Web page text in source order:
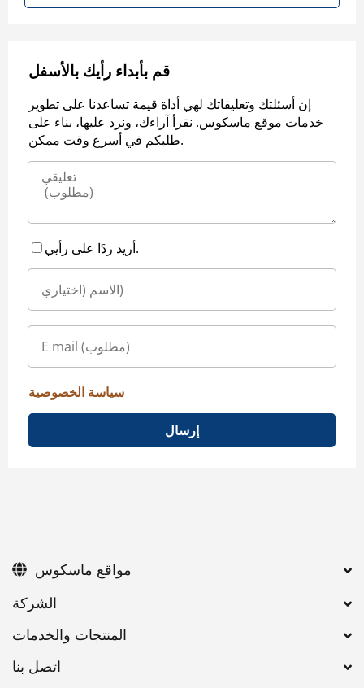
قم بأبداء رأيك بالأسفل
إن أسئلتك وتعليقاتك لهي أداة قيمة تساعدنا على تطوير
خدمات موقع ماسكوس. نقرأ آراءك، ونرد عليها، بناء على
طلبكم في أسرع وقت ممكن.
أريد ردًا على رأيي.
سياسة الخصوصية
إرسال
اتصل بنا
مواقع ماسكوس